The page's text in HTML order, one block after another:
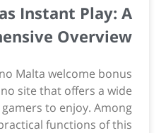
Instant Play: A
Overview
Malta welcome bonus
site that offers a wide
to enjoy. Among
functions of this...